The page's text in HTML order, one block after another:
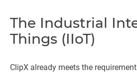
The Industrial
Things (IIoT)
ClipX already meets the